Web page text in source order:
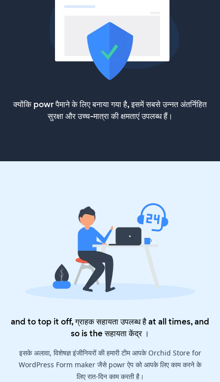
क्योंकि powr पैमाने के लिए बनाया गया है, इसमें सबसे उन्नत अंतर्निहित
सुरक्षा और उच्च-मात्रा की क्षमताएं उपलब्ध हैं।
and to top it off, ग्राहक सहायता उपलब्ध है at all times, and
so is theसहायता केंद्र।
इसके अलावा, विशेषज्ञ इंजीनियरों की हमारी टीम आपके Orchid Store for
WordPress Form maker जैसे powr ऐप को आपके लिए काम करने के
लिए रात-दिन काम करती है।